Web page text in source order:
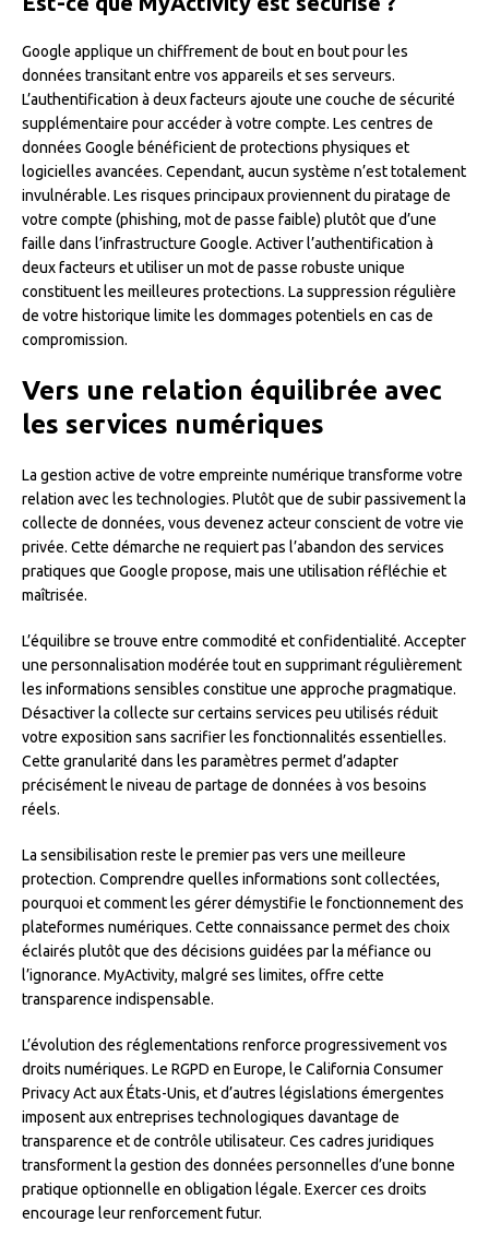
Google applique un chiffrement de bout en bout pour les
données transitant entre vos appareils et ses serveurs.
L’authentification à deux facteurs ajoute une couche de sécurité
supplémentaire pour accéder à votre compte. Les centres de
données Google bénéficient de protections physiques et
logicielles avancées. Cependant, aucun système n’est totalement
invulnérable. Les risques principaux proviennent du piratage de
votre compte (phishing, mot de passe faible) plutôt que d’une
faille dans l’infrastructure Google. Activer l’authentification à
deux facteurs et utiliser un mot de passe robuste unique
constituent les meilleures protections. La suppression régulière
de votre historique limite les dommages potentiels en cas de
compromission.
Vers une relation équilibrée avec
les services numériques
La gestion active de votre empreinte numérique transforme votre
relation avec les technologies. Plutôt que de subir passivement la
collecte de données, vous devenez acteur conscient de votre vie
privée. Cette démarche ne requiert pas l’abandon des services
pratiques que Google propose, mais une utilisation réfléchie et
maîtrisée.
L’équilibre se trouve entre commodité et confidentialité. Accepter
une personnalisation modérée tout en supprimant régulièrement
les informations sensibles constitue une approche pragmatique.
Désactiver la collecte sur certains services peu utilisés réduit
votre exposition sans sacrifier les fonctionnalités essentielles.
Cette granularité dans les paramètres permet d’adapter
précisément le niveau de partage de données à vos besoins
réels.
La sensibilisation reste le premier pas vers une meilleure
protection. Comprendre quelles informations sont collectées,
pourquoi et comment les gérer démystifie le fonctionnement des
plateformes numériques. Cette connaissance permet des choix
éclairés plutôt que des décisions guidées par la méfiance ou
l’ignorance. MyActivity, malgré ses limites, offre cette
transparence indispensable.
L’évolution des réglementations renforce progressivement vos
droits numériques. Le RGPD en Europe, le California Consumer
Privacy Act aux États-Unis, et d’autres législations émergentes
imposent aux entreprises technologiques davantage de
transparence et de contrôle utilisateur. Ces cadres juridiques
transforment la gestion des données personnelles d’une bonne
pratique optionnelle en obligation légale. Exercer ces droits
encourage leur renforcement futur.